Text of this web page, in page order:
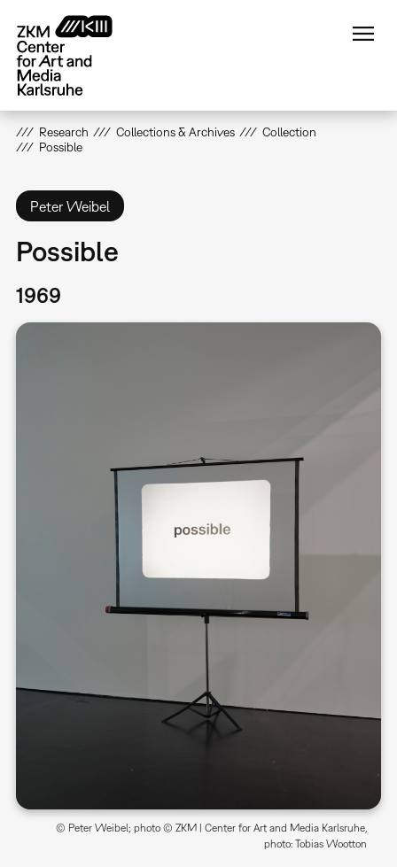
main
content
Research Collections & Archives
Collection
Possible
Peter Weibel
Possible
1969
© Peter Weibel; photo © ZKM | Center for Art and Media Karlsruhe,
photo: Tobias Wootton